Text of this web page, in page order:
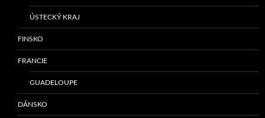
ÚSTECKÝ KRAJ
FINSKO
FRANCIE
GUADELOUPE
DÁNSKO